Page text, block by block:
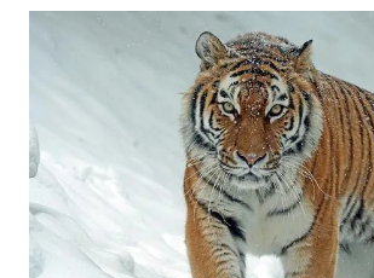
ŽIVOTA
EXOTICKÉHO
TYGRA
V
INDICKÝCH
DŽUNGLÍCH!